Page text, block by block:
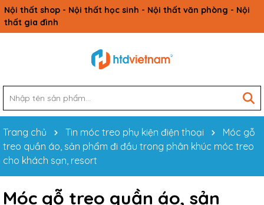
Nội thất shop - Nội thất học sinh - Nội thất văn phòng - Nội
thất gia đình
Trang chủ Tin móc treo phụ kiện điện thoại
Móc gỗ
treo quần áo, sản phẩm đi đầu trong phân khúc móc treo
cho khách sạn, resort
Móc gỗ treo quần áo, sản